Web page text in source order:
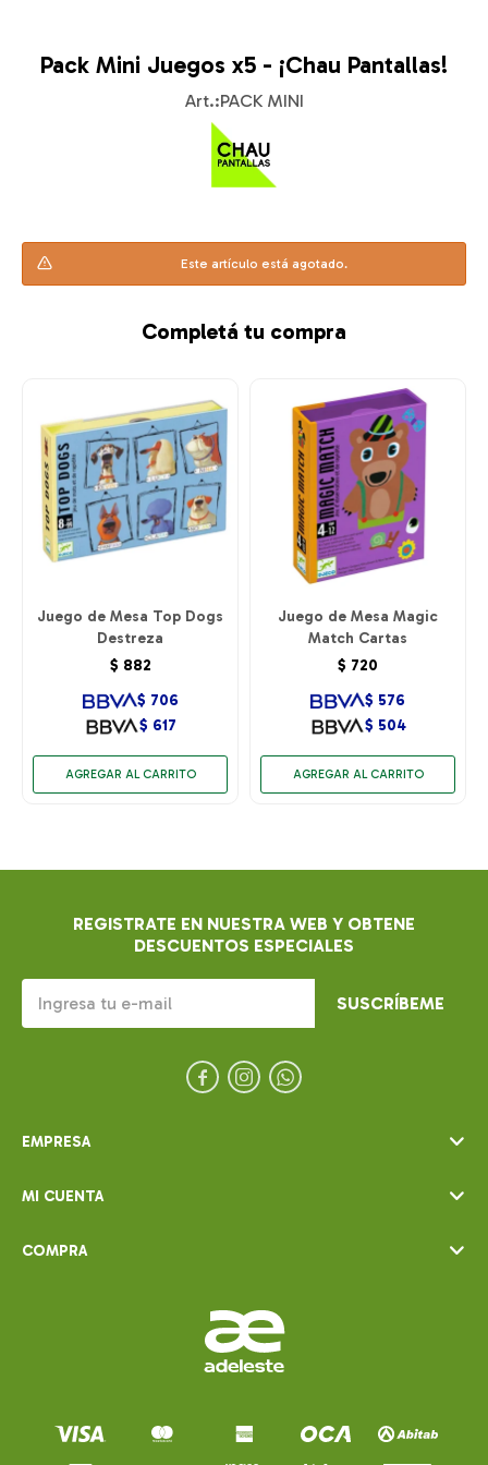
Pack Mini Juegos x5 - ¡Chau Pantallas!
PACK MINI
Este artículo está agotado.
Completá tu compra
Juego de Mesa Top Dogs
Destreza
$ 882
$ 617
$ 706
Juego de Mesa Magic
Match Cartas
$ 720
$ 504
$ 576
EMPRESA
MI CUENTA
COMPRA
REGISTRATE EN NUESTRA WEB Y OBTENE
DESCUENTOS ESPECIALES
SUSCRÍBEME
  